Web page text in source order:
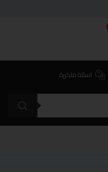
اسئلة متكررة